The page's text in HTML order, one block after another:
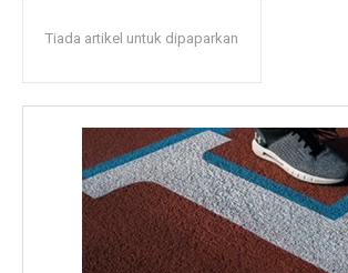
Tiada artikel untuk dipaparkan